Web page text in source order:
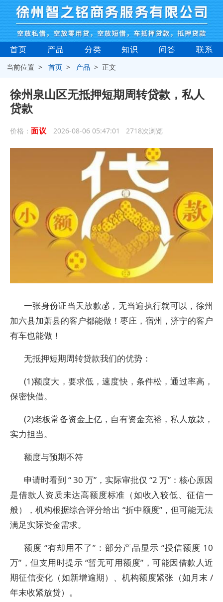
首页 产品 分类 知识 问答 联系
当前位置 >首页 > 产品 > 正文
徐州泉山区无抵押短期周转贷款，私人
贷款
价格： 面议 2026-08-06 05:47:01 2718次浏览
一张身份证当天放款💰，无当逾执行就可以，徐州
加六县加萧县的客户都能做！枣庄，宿州，济宁的客户
有车也能做！
无抵押短期周转贷款我们的优势：
(1)额度大，要求低，速度快，条件松，通过率高，
保密快借。
(2)老板常备资金上亿，自有资金充裕，私人放款，
实力担当。
额度与预期不符
申请时看到 “ 30 万”，实际审批仅 “2 万”：核心原因
是借款人资质未达高额度标准（如收入较低、征信一
般），机构根据综合评分给出 “折中额度”，但可能无法
满足实际资金需求。
额度 “有却用不了”：部分产品显示 “授信额度 10
万”，但支用时提示 “暂无可用额度”，可能因借款人近
期征信变化（如新增逾期）、机构额度紧张（如月末 /
年末收紧放贷）。